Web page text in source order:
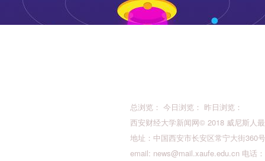
总浏览： 今日浏览： 昨日浏览：
西安财经大学新闻网© 2018 威尼斯人
地址：中国西安市长安区常宁大街360
email: news@mail.xaufe.edu.cn 电话